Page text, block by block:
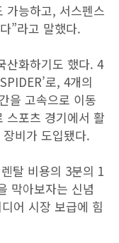
가능하고, 서스펜스
”라고 말했다.
산화하기도 했다. 4
로, 4개의
을 고속으로 이동
스포츠 경기에서 활
비가 도입됐다.
탈 비용의 3분의 1
막아보자는 신념
어 시장 보급에 힘